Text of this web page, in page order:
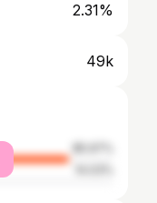
2.31%
49k